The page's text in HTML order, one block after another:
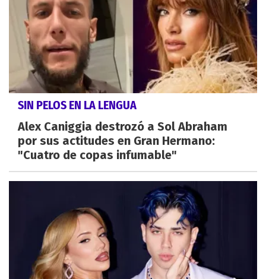
SIN PELOS EN LA LENGUA
Alex Caniggia destrozó a Sol Abraham
por sus actitudes en Gran Hermano:
"Cuatro de copas infumable"